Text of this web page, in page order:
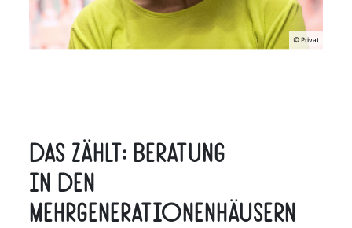
© Privat
Das zählt: Beratung
in den
Mehrgenerationenhäusern